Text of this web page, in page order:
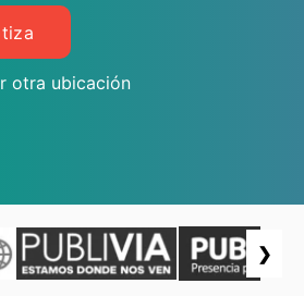
otra ubicación
❯